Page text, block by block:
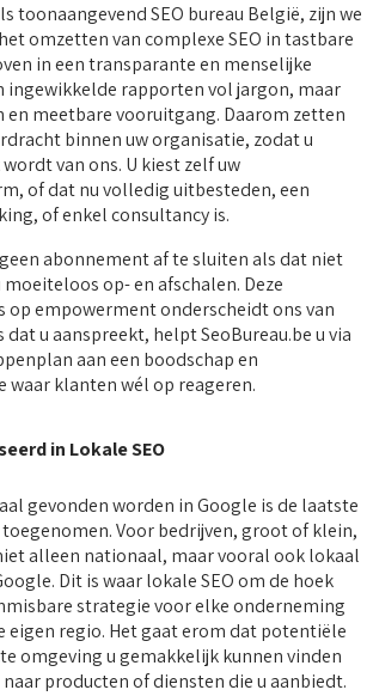
toonaangevend SEO bureau België, zijn we
omzetten van complexe SEO in tastbare
in een transparante en menselijke
ingewikkelde rapporten vol jargon, maar
meetbare vooruitgang. Daarom zetten
binnen uw organisatie, zodat u
van ons. U kiest zelf uw
of dat nu volledig uitbesteden, een
of enkel consultancy is.
abonnement af te sluiten als dat niet
op- en afschalen. Deze
op empowerment onderscheidt ons van
dat u aanspreekt, helpt SeoBureau.be u via
aan een boodschap en
klanten wél op reageren.
in Lokale SEO
gevonden worden in Google is de laatste
Voor bedrijven, groot of klein,
alleen nationaal, maar vooral ook lokaal
Dit is waar lokale SEO om de hoek
strategie voor elke onderneming
eigen regio. Het gaat erom dat potentiële
omgeving u gemakkelijk kunnen vinden
producten of diensten die u aanbiedt.